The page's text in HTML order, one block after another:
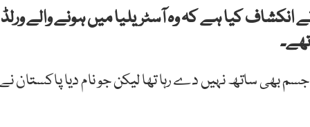
کیا ہے کہ وہ آسٹریلیا میں ہونے والے ورلڈ
بھی ساتھ نہیں دے رہا تھا لیکن جو نام دیا پاکستان